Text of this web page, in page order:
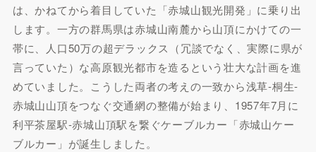
は、かねてから着目していた「赤城山観光開発」に乗り出
します。一方の群馬県は赤城山南麓から山頂にかけての一
帯に、人口50万の超デラックス（冗談でなく、実際に県が
言っていた）な高原観光都市を造るという壮大な計画を進
めていました。こうした両者の考えの一致から浅草-桐生-
赤城山山頂をつなぐ交通網の整備が始まり、1957年7月に
利平茶屋駅-赤城山頂駅を繋ぐケーブルカー「赤城山ケー
ブルカー」が誕生しました。